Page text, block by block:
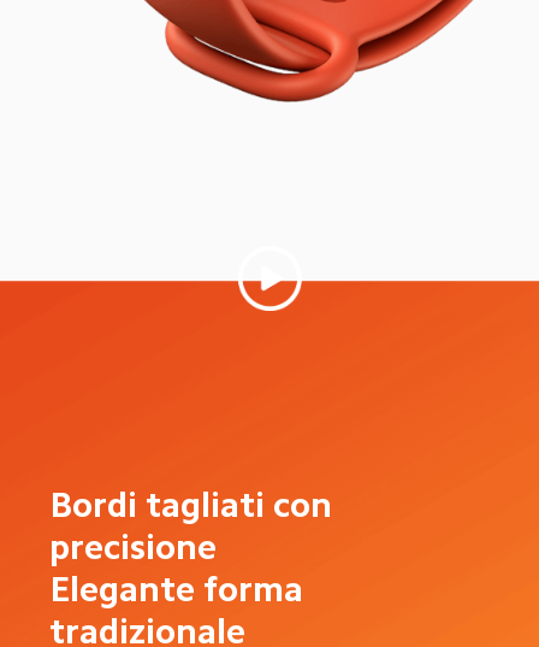
Bordi tagliati con
precisione
Elegante forma
tradizionale